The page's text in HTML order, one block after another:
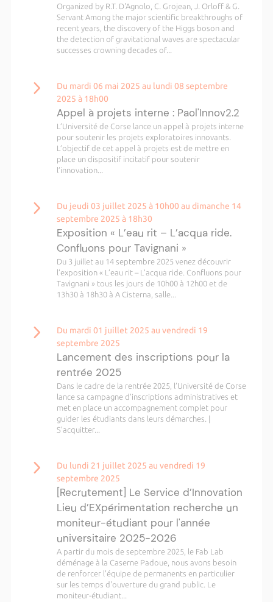
Organized by R.T. D'Agnolo, C. Grojean, J. Orloff & G.
Servant Among the major scientific breakthroughs of
recent years, the discovery of the Higgs boson and
the detection of gravitational waves are spectacular
successes crowning decades of...
Du mardi 06 mai 2025 au lundi 08 septembre
2025 à 18h00
Appel à projets interne : Paol'Innov2.2
L’Université de Corse lance un appel à projets interne
pour soutenir les projets exploratoires innovants.
L’objectif de cet appel à projets est de mettre en
place un dispositif incitatif pour soutenir
l’innovation...
Du jeudi 03 juillet 2025 à 10h00 au dimanche 14
septembre 2025 à 18h30
Exposition « L’eau rit – L’acqua ride.
Confluons pour Tavignani »
Du 3 juillet au 14 septembre 2025 venez découvrir
l’exposition « L’eau rit – L’acqua ride. Confluons pour
Tavignani » tous les jours de 10h00 à 12h00 et de
13h30 à 18h30 à A Cisterna, salle...
Du mardi 01 juillet 2025 au vendredi 19
septembre 2025
Lancement des inscriptions pour la
rentrée 2025
Dans le cadre de la rentrée 2025, l’Université de Corse
lance sa campagne d’inscriptions administratives et
met en place un accompagnement complet pour
guider les étudiants dans leurs démarches. |
S'acquitter...
Du lundi 21 juillet 2025 au vendredi 19
septembre 2025
[Recrutement] Le Service d’Innovation
Lieu d’EXpérimentation recherche un
moniteur-étudiant pour l'année
universitaire 2025-2026
A partir du mois de septembre 2025, le Fab Lab
déménage à la Caserne Padoue, nous avons besoin
de renforcer l'équipe de permanents en particulier
sur les temps d'ouverture du grand public. Le
moniteur-étudiant...